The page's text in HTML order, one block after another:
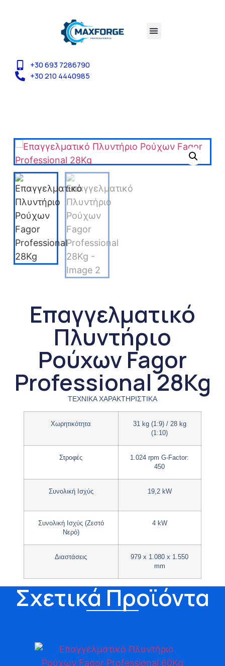
+30 693 7286790
+30 210 4440985
Επαγγελματικό
Πλυντήριο
Ρούχων Fagor
Professional 28Kg
ΤΕΧΝΙΚΑ ΧΑΡΑΚΤΗΡΙΣΤΙΚΑ
Χωρητικότητα
31 kg (1:9) / 28 kg
(1:10)
Στροφές
1.024 rpm G-Factor:
450
Συνολική Ισχύς 19,2 kW
Συνολική Ισχύς (Ζεστό
Νερό)
4 kW
Διαστάσεις
979 x 1.080 x 1.550
mm
Σχετικά Προϊόντα